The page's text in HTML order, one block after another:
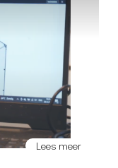
Lees meer